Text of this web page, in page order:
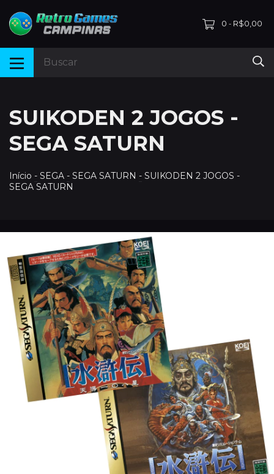
0 - R$0,00
SUIKODEN 2 JOGOS -
SEGA SATURN
Início - SEGA - SEGA SATURN - SUIKODEN 2 JOGOS -
SEGA SATURN